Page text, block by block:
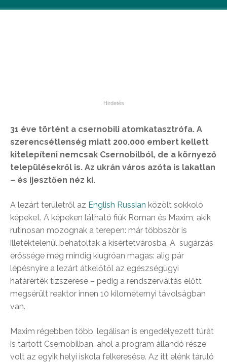
31 éve történt a csernobili atomkatasztrófa. A
szerencsétlenség miatt 200.000 embert kellett
kitelepíteni nemcsak Csernobilból, de a környező
településekről is. Az ukrán város azóta is lakatlan
– és ijesztően néz ki.
A lezárt területről az English Russian közölt sokkoló
képeket. A képeken látható fiúk Roman és Maxim, akik
rutinosan mozognak a terepen: már többször is
illetéktelenül behatoltak a kísértetvárosba. A sugárzás
erőssége még mindig kiugróan magas: alig pár
lépésnyire a lezárt átkelőtől az egészségügyi
határérték tízszerese – pedig a rendszerváltás előtt
megsérült reaktor innen 10 kilométernyi távolságban
van.
Maxim régebben több, legálisan is engedélyezett túrát
is tartott Csernobilban, ahol a program állandó része
volt az egyik helyi iskola felkeresése. Az itt elénk táruló